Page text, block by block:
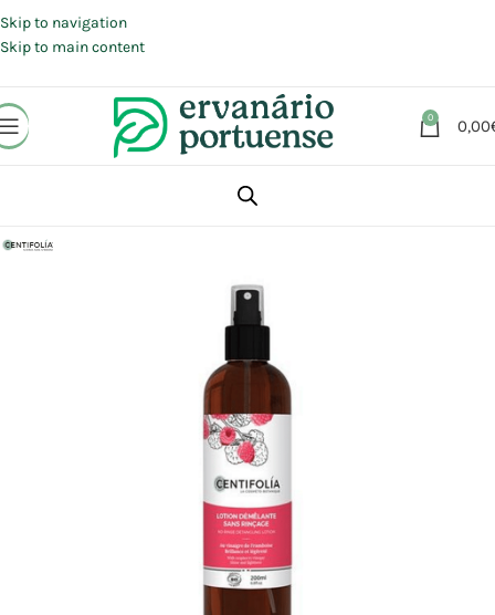
Skip to navigation
Skip to main content
0 0,00
Beleza | Cosmética | Higiene